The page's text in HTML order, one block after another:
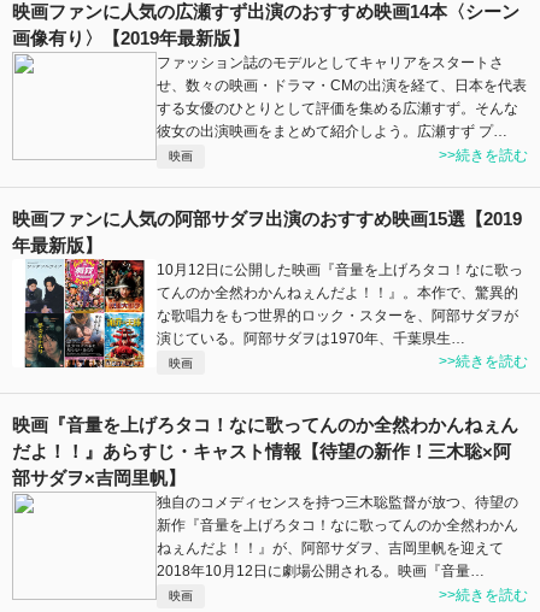
映画ファンに人気の広瀬すず出演のおすすめ映画14本〈シーン
画像有り〉【2019年最新版】
ファッション誌のモデルとしてキャリアをスタートさ
せ、数々の映画・ドラマ・CMの出演を経て、日本を代表
する女優のひとりとして評価を集める広瀬すず。そんな
彼女の出演映画をまとめて紹介しよう。広瀬すず プ…
映画 >>続きを読む
映画ファンに人気の阿部サダヲ出演のおすすめ映画15選【2019
年最新版】
10月12日に公開した映画『音量を上げろタコ！なに歌っ
てんのか全然わかんねぇんだよ！！』。本作で、驚異的
な歌唱力をもつ世界的ロック・スターを、阿部サダヲが
演じている。阿部サダヲは1970年、千葉県生…
映画 >>続きを読む
映画『音量を上げろタコ！なに歌ってんのか全然わかんねぇん
だよ！！』あらすじ・キャスト情報【待望の新作！三木聡×阿
部サダヲ×吉岡里帆】
独自のコメディセンスを持つ三木聡監督が放つ、待望の
新作『音量を上げろタコ！なに歌ってんのか全然わかん
ねぇんだよ！！』が、阿部サダヲ、吉岡里帆を迎えて
2018年10月12日に劇場公開される。映画『音量…
映画 >>続きを読む